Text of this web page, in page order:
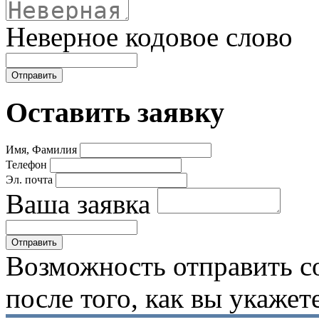
Неверное кодовое слово
Оставить заявку
Имя, Фамилия
Телефон
Эл. почта
Ваша заявка
Возможность отправить
после того, как вы